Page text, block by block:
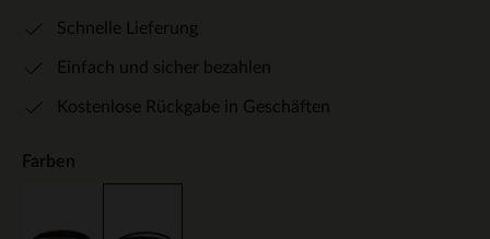
Schnelle Lieferung
Einfach und sicher bezahlen
Kostenlose Rückgabe in Geschäften
Farben